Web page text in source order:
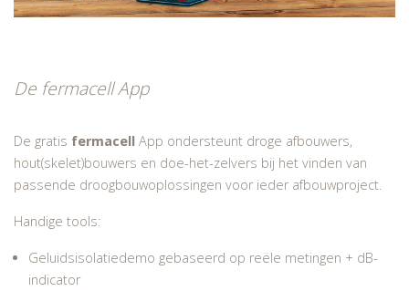
De fermacell App
De gratis fermacell App ondersteunt droge afbouwers,
hout(skelet)bouwers en doe-het-zelvers bij het vinden van
passende droogbouwoplossingen voor ieder afbouwproject.
Handige tools:
Geluidsisolatiedemo gebaseerd op reële metingen + dB-
indicator